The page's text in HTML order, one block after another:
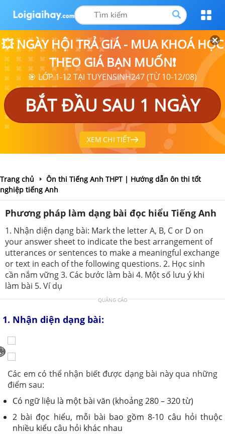
💥 NGÀY HỘI TRẢ GIÁ - MUA KHOÁ HỌC
THEO GIÁ BẠN MUỐN❗
🎯 LỚP 1-12 TẠI TUYENSINH247 (TỪ 10-12/08)
BẮT ĐẦU SAU 1 NGÀY
XEM CHI TIẾT
Trang chủ
Ôn thi Tiếng Anh THPT | Hướng dẫn ôn thi tốt
nghiệp tiếng Anh
Phương pháp làm dạng bài đọc hiểu Tiếng Anh
1. Nhận diện dạng bài: Mark the letter A, B, C or D on
your answer sheet to indicate the best arrangement of
utterances or sentences to make a meaningful exchange
or text in each of the following questions. 2. Học sinh
cần nắm vững 3. Các bước làm bài 4. Một số lưu ý khi
làm bài 5. Ví dụ
QUẢNG CÁO
1. Nhận diện dạng bài:
Các em có thể nhận biết được dạng bài này qua những
điểm sau:
Có ngữ liệu là một bài văn (khoảng 280 – 320 từ)
2 bài đọc hiểu, mỗi bài bao gồm 8-10 câu hỏi thuộc
nhiều kiểu câu hỏi khác nhau